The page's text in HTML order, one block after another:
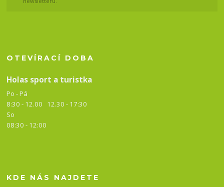
OTEVÍRACÍ DOBA
Holas sport a turistka
Po - Pá
8:30 - 12.00 12.30 - 17:30
So
08:30 - 12:00
KDE NÁS NAJDETE